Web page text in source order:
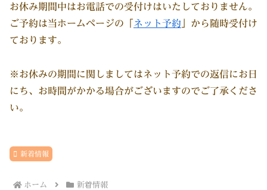
お休み期間中はお電話での受付けはいたしておりません。
ご予約は当ホームページの「 ネット予約 」から随時受付け
ております。
※お休みの期間に関しましてはネット予約での返信にお日
にち、お時間がかかる場合がございますのでご了承くださ
い。
新着情報
ホーム 新着情報